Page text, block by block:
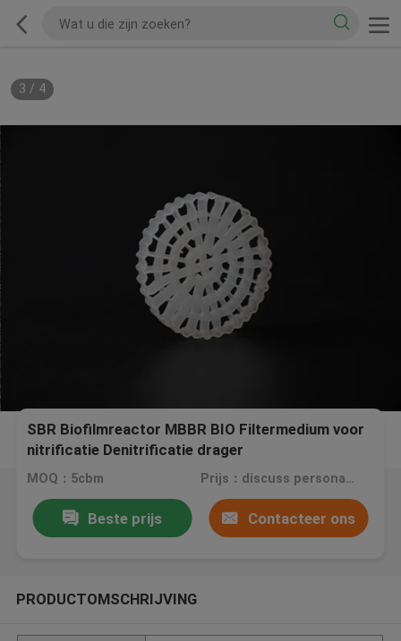
3 / 4
SBR Biofilmreactor MBBR BIO Filtermedium voor
nitrificatie Denitrificatie drager
MOQ：5cbm Prijs：discuss personally
Beste prijs Contacteer ons
PRODUCTOMSCHRIJVING